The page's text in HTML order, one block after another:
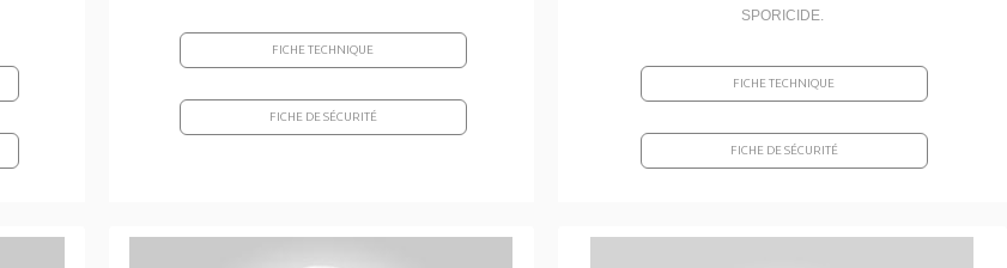
Exclusivité : cônes téléscopiques
Matériel divers
FICHE TECHNIQUE
FICHE DE SÉCURITÉ
SPORICIDE.
FICHE TECHNIQUE
FICHE DE SÉCURITÉ